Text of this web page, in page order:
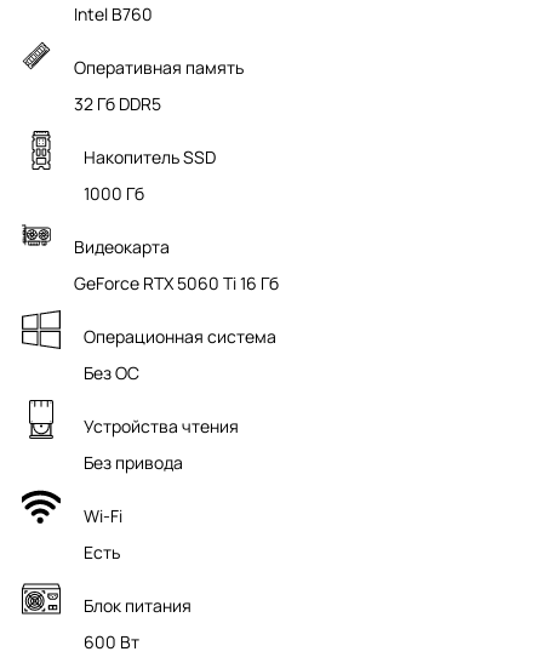
Intel B760
Оперативная память
32 Гб DDR5
Накопитель SSD
1000 Гб
Видеокарта
GeForce RTX 5060 Ti 16 Гб
Операционная система
Без ОС
Устройства чтения
Без привода
Wi-Fi
Есть
Блок питания
600 Вт